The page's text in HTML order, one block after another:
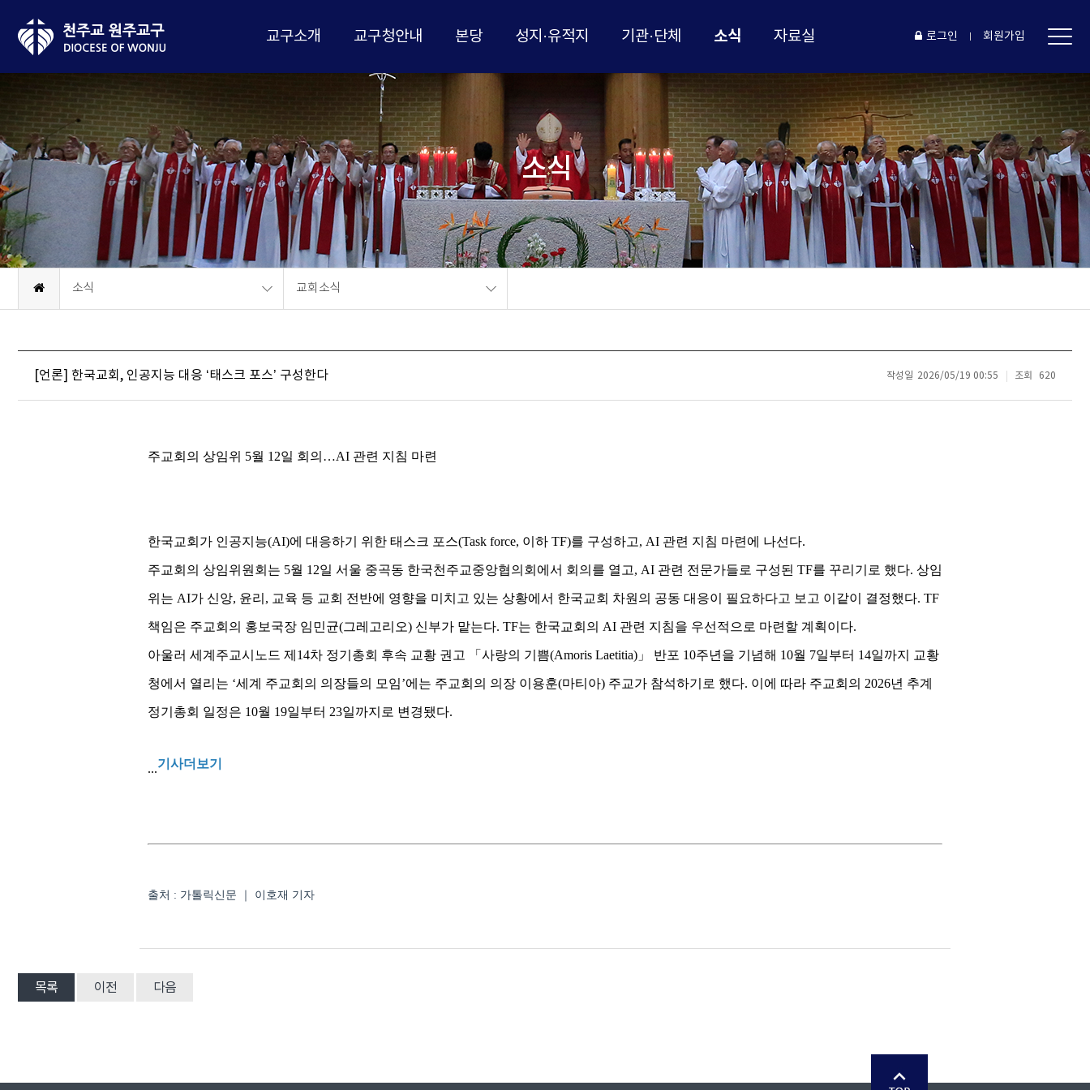
교구소개 교구청안내 본당 성지·유적지 기관·단체 소식 자료실 로그인 회원가입
소식
소식 교회소식
[언론] 한국교회, 인공지능 대응 ‘태스크 포스’ 구성한다 작성일 2026/05/19 00:55 조회 620
주교회의 상임위 5월 12일 회의…AI 관련 지침 마련
한국교회가 인공지능(AI)에 대응하기 위한 태스크 포스(Task force, 이하 TF)를 구성하고, AI 관련 지침 마련에 나선다.
주교회의 상임위원회는 5월 12일 서울 중곡동 한국천주교중앙협의회에서 회의를 열고, AI 관련 전문가들로 구성된 TF를 꾸리기로 했다. 상임
위는 AI가 신앙, 윤리, 교육 등 교회 전반에 영향을 미치고 있는 상황에서 한국교회 차원의 공동 대응이 필요하다고 보고 이같이 결정했다. TF
책임은 주교회의 홍보국장 임민균(그레고리오) 신부가 맡는다. TF는 한국교회의 AI 관련 지침을 우선적으로 마련할 계획이다.
아울러 세계주교시노드 제14차 정기총회 후속 교황 권고 「사랑의 기쁨(Amoris Laetitia)」 반포 10주년을 기념해 10월 7일부터 14일까지 교황
청에서 열리는 ‘세계 주교회의 의장들의 모임’에는 주교회의 의장 이용훈(마티아) 주교가 참석하기로 했다. 이에 따라 주교회의 2026년 추계
정기총회 일정은 10월 19일부터 23일까지로 변경됐다.
...기사더보기
출처 : 가톨릭신문 ｜ 이호재 기자
목록 이전 다음